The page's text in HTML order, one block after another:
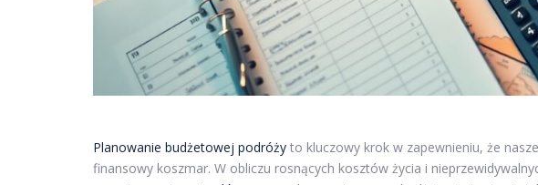
Planowanie budżetowej podróży to kluczowy krok w zapewnieniu, że
finansowy koszmar. W obliczu rosnących kosztów życia i